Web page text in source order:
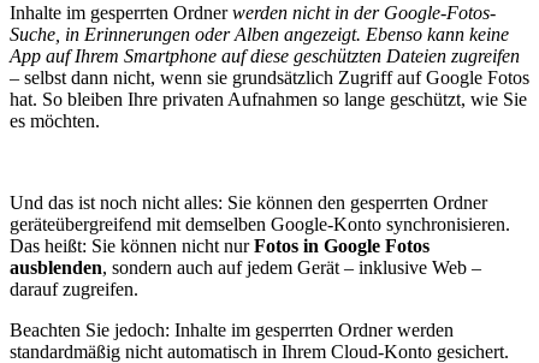
Inhalte im gesperrten Ordnerwerden nicht in der Google-Fotos-
Suche, in Erinnerungen oder Alben angezeigt. Ebenso kann keine
App auf Ihrem Smartphone auf diese geschützten Dateien zugreifen
– selbst dann nicht, wenn sie grundsätzlich Zugriff auf Google Fotos
hat. So bleiben Ihre privaten Aufnahmen so lange geschützt, wie Sie
es möchten.
Und das ist noch nicht alles: Sie können den gesperrten Ordner
geräteübergreifend mit demselben Google-Konto synchronisieren.
Das heißt: Sie können nicht nurFotos in Google Fotos
ausblenden, sondern auch auf jedem Gerät – inklusive Web –
darauf zugreifen.
Beachten Sie jedoch: Inhalte im gesperrten Ordner werden
standardmäßig nicht automatisch in Ihrem Cloud-Konto gesichert.